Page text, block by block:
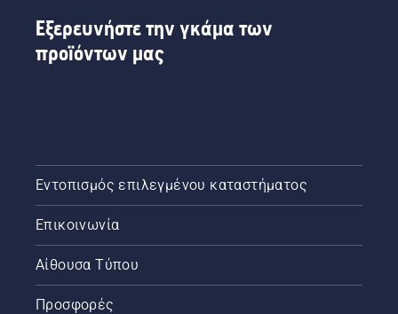
Εξερευνήστε την γκάμα των
προϊόντων μας
Εντοπισμός επιλεγμένου καταστήματος
Επικοινωνία
Αίθουσα Τύπου
Προσφορές